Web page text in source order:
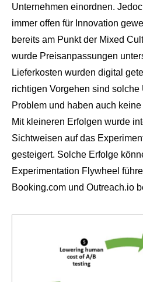
Unternehmen einordnen.
immer offen für Innovation
bereits am Punkt der Mixed
wurde Preisanpassungen
Lieferkosten wurden digital
richtigen Vorgehen sind
Problem und haben auch
Mit kleineren Erfolgen wurde
Sichtweisen auf das
gesteigert. Solche Erfolge
Experimentation Flywheel
Booking.com und Outreach.io